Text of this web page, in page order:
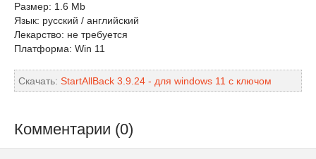
Размер: 1.6 Mb
Язык: русский / английский
Лекарство: не требуется
Платформа: Win 11
Скачать: StartAllBack 3.9.24 - для windows 11 с ключом
Комментарии (0)